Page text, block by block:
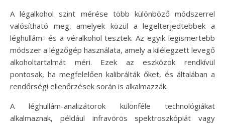
A légalkohol szint mérése több különböző módszerrel
valósítható meg, amelyek közül a legelterjedtebbek a
léghullám- és a véralkohol tesztek. Az egyik legismertebb
módszer a légzőgép használata, amely a kilélegzett levegő
alkoholtartalmát méri. Ezek az eszközök rendkívül
pontosak, ha megfelelően kalibrálták őket, és általában a
rendőrségi ellenőrzések során is alkalmazzák.
A léghullám-analizátorok különféle technológiákat
alkalmaznak, például infravörös spektroszkópiát vagy